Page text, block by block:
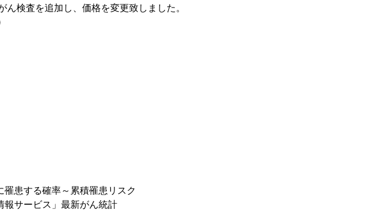
ん検査を追加し、価格を変更致しました。
患する確率～累積罹患リスク
サービス」最新がん統計